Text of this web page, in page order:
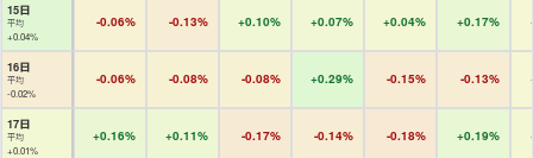
15日
平均
+0.04%
-0.06% -0.13% +0.10% +0.07% +0.04% +0.17%
16日
平均
-0.02%
-0.06% -0.08% -0.08% +0.29% -0.15% -0.13%
17日
平均
+0.01%
+0.16% +0.11% -0.17% -0.14% -0.18% +0.19%